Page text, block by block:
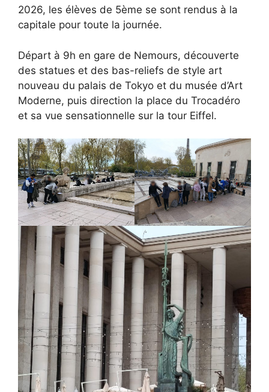
2026, les élèves de 5ème se sont rendus à la
capitale pour toute la journée.
Départ à 9h en gare de Nemours, découverte
des statues et des bas-reliefs de style art
nouveau du palais de Tokyo et du musée d’Art
Moderne, puis direction la place du Trocadéro
et sa vue sensationnelle sur la tour Eiffel.